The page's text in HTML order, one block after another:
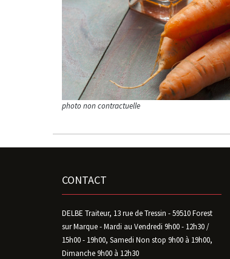
CONTACT
DELBE Traiteur, 13 rue de Tressin - 59510 Forest
sur Marque - Mardi au Vendredi 9h00 - 12h30 /
15h00 - 19h00, Samedi Non stop 9h00 à 19h00,
Dimanche 9h00 à 12h30